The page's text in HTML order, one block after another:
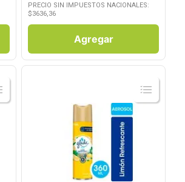
PRECIO SIN IMPUESTOS NACIONALES:
$3636,36
Agregar
Ver Producto